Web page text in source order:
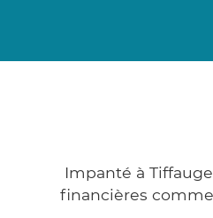
Impanté à
financières comme